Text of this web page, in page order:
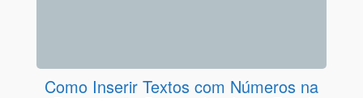
Como Inserir Textos com Números na